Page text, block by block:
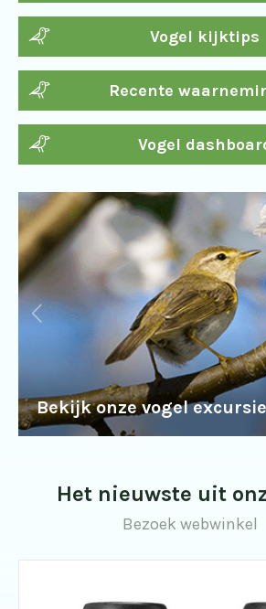
Vogel kijktips
Recente
Vogel
Bekijk onze vogel
Het nieuwste uit
Bezoek webwinkel